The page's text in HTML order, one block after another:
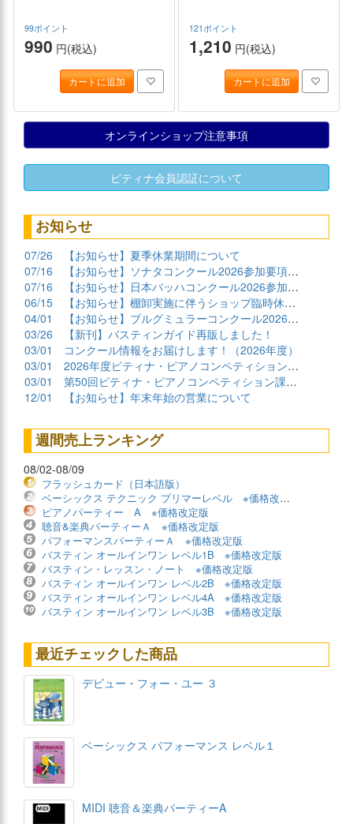
99ポイント
990 円(税込)
カートに追加
121ポイント
1,210 円(税込)
カートに追加
オンラインショップ注意事項
ピティナ会員認証について
お知らせ
07/26
【お知らせ】夏季休業期間について
07/16
【お知らせ】ソナタコンクール2026参加要項公開
07/16
【お知らせ】日本バッハコンクール2026参加要項公開
06/15
【お知らせ】棚卸実施に伴うショップ臨時休業について
04/01
【お知らせ】ブルグミュラーコンクール2026課題曲公開
03/26
【新刊】バスティンガイド再販しました！
03/01
コンクール情報をお届けします！（2026年度）
03/01
2026年度ピティナ・ピアノコンペティション課題曲商品
03/01
第50回ピティナ・ピアノコンペティション課題曲公開！
12/01
【お知らせ】年末年始の営業について
週間売上ランキング
08/02-08/09
フラッシュカード（日本語版）
ベーシックス テクニック プリマーレベル ※価格改定版
ピアノパーティー A ※価格改定版
聴音&楽典パーティーＡ ※価格改定版
パフォーマンスパーティーＡ ※価格改定版
バスティン オールインワン レベル1B ※価格改定版
バスティン・レッスン・ノート ※価格改定版
バスティン オールインワン レベル2B ※価格改定版
バスティン オールインワン レベル4A ※価格改定版
バスティン オールインワン レベル3B ※価格改定版
最近チェックした商品
デビュー・フォー・ユー ３
ベーシックス パフォーマンス レベル１
MIDI 聴音＆楽典パーティーA